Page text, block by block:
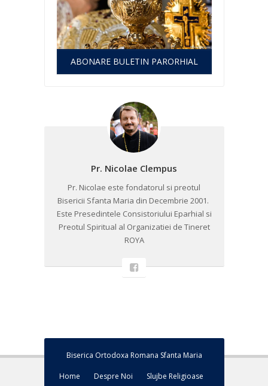
ABONARE BULETIN PARORHIAL
Pr. Nicolae Clempus
Pr. Nicolae este fondatorul si preotul
Bisericii Sfanta Maria din Decembrie 2001. ​
Este Presedintele Consistoriului Eparhial si
Preotul Spiritual al Organizatiei de Tineret
ROYA
Biserica Ortodoxa Romana Sfanta Maria
Home Despre Noi
Slujbe Religioase